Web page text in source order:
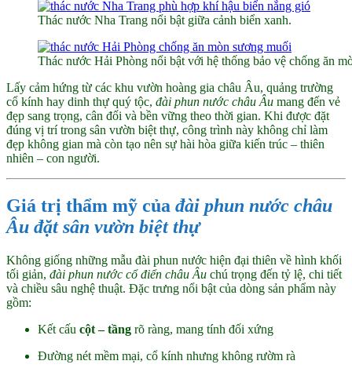
Thác nước Nha Trang nổi bật giữa cảnh biển xanh.
Thác nước Hải Phòng nổi bật với hệ thống bảo vệ chống ăn
Lấy cảm hứng từ các khu vườn hoàng gia châu Âu, quảng trường
cổ kính hay dinh thự quý tộc, đài phun nước châu Âu mang đến vẻ
đẹp sang trọng, cân đối và bền vững theo thời gian. Khi được đặt
đúng vị trí trong sân vườn biệt thự, công trình này không chỉ làm
đẹp không gian mà còn tạo nên sự hài hòa giữa kiến trúc – thiên
nhiên – con người.
Giá trị thẩm mỹ của đài phun nước châu
Âu đặt sân vườn biệt thự
Không giống những mẫu đài phun nước hiện đại thiên về hình khối
tối giản, đài phun nước cổ điển châu Âu chú trọng đến tỷ lệ, chi tiết
và chiều sâu nghệ thuật. Đặc trưng nổi bật của dòng sản phẩm này
gồm:
Kết cấu cột – tầng rõ ràng, mang tính đối xứng
Đường nét mềm mại, cổ kính nhưng không rườm rà